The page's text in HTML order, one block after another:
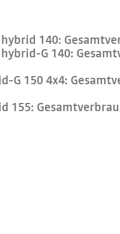
140:
G 140:
G 150 4x4:
155: